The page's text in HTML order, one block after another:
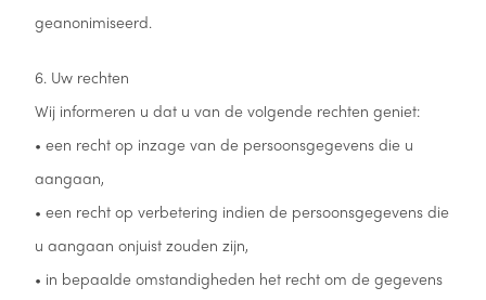
geanonimiseerd.
6. Uw rechten
Wij informeren u dat u van de volgende rechten geniet:
• een recht op inzage van de persoonsgegevens die u
aangaan,
• een recht op verbetering indien de persoonsgegevens die
u aangaan onjuist zouden zijn,
• in bepaalde omstandigheden het recht om de gegevens